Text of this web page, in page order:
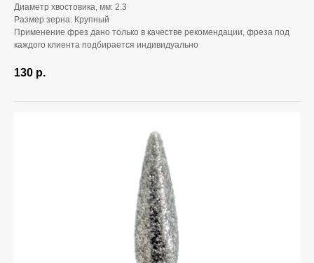
Диаметр хвостовика, мм: 2.3
Размер зерна: Крупный
Применение фрез дано только в качестве рекомендации, фреза под
каждого клиента подбирается индивидуально
130 р.